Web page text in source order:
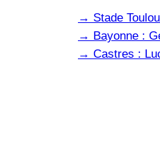
→ Stade
→ Bayonne :
→ Castres :